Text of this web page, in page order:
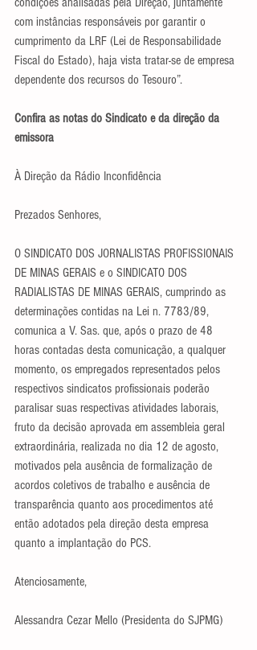
com instâncias responsáveis por garantir o
cumprimento da LRF (Lei de Responsabilidade
Fiscal do Estado), haja vista tratar-se de empresa
dependente dos recursos do Tesouro”.
Confira as notas do Sindicato e da direção da
emissora
À Direção da Rádio Inconfidência
Prezados Senhores,
O SINDICATO DOS JORNALISTAS PROFISSIONAIS
DE MINAS GERAIS e o SINDICATO DOS
RADIALISTAS DE MINAS GERAIS, cumprindo as
determinações contidas na Lei n. 7783/89,
comunica a V. Sas. que, após o prazo de 48
horas contadas desta comunicação, a qualquer
momento, os empregados representados pelos
respectivos sindicatos profissionais poderão
paralisar suas respectivas atividades laborais,
fruto da decisão aprovada em assembleia geral
extraordinária, realizada no dia 12 de agosto,
motivados pela ausência de formalização de
acordos coletivos de trabalho e ausência de
transparência quanto aos procedimentos até
então adotados pela direção desta empresa
quanto a implantação do PCS.
Atenciosamente,
Alessandra Cezar Mello (Presidenta do SJPMG)